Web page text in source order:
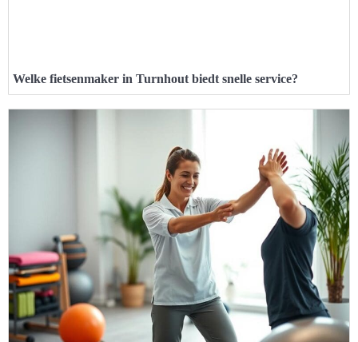
Welke fietsenmaker in Turnhout biedt snelle service?